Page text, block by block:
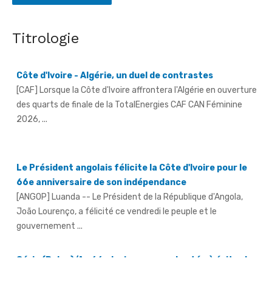
Titrologie
Côte d'Ivoire - Algérie, un duel de contrastes
João Lourenço, a félicité ce vendredi le peuple et le
Séria (Daloa)/An 66 - La jeunesse exhortée à éviter la